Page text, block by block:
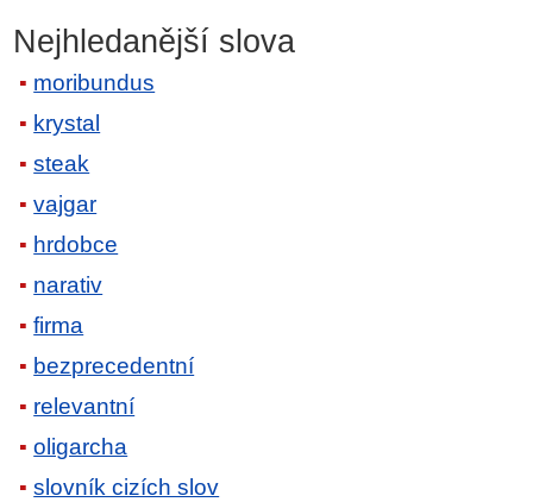
Nejhledanější slova
moribundus
krystal
steak
vajgar
hrdobce
narativ
firma
bezprecedentní
relevantní
oligarcha
slovník cizích slov